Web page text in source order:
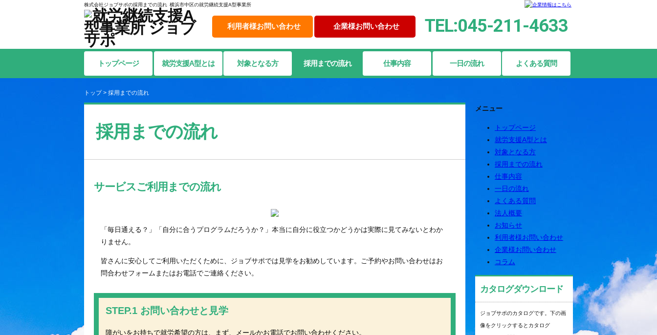
株式会社ジョブサポの採用までの流れ 横浜市中区の就労継続支援A型事業所
利用者様お問い合わせ 企業様お問い合わせ TEL:045-211-4633
トップページ 就労支援A型とは 対象となる方 採用までの流れ 仕事内容 一日の流れ よくある質問
トップ> 採用までの流れ
採用までの流れ
サービスご利用までの流れ
「毎日通える？」「自分に合うプログラムだろうか？」本当に自分に役立つかどうかは実際に見てみないとわか
りません。
皆さんに安心してご利用いただくために、ジョブサポでは見学をお勧めしています。ご予約やお問い合わせはお
問合わせフォームまたはお電話でご連絡ください。
STEP.1 お問い合わせと見学
障がいをお持ちで就労希望の方は、まず、メールかお電話でお問い合わせください。
メニュー
トップページ
就労支援A型とは
対象となる方
採用までの流れ
仕事内容
一日の流れ
よくある質問
法人概要
お知らせ
利用者様お問い合わせ
企業様お問い合わせ
コラム
カタログダウンロード
ジョブサポのカタログです。下の画
像をクリックするとカタログ